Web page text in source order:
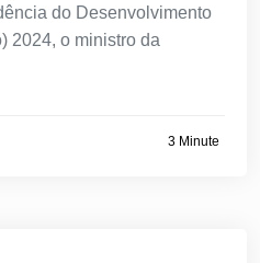
do Desenvolvimento
2024, o ministro da
3 Minute